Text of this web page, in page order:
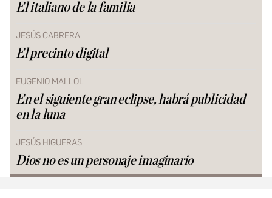
El italiano de la familia
JESÚS CABRERA
El precinto digital
EUGENIO MALLOL
En el siguiente gran eclipse, habrá publicidad
en la luna
JESÚS HIGUERAS
Dios no es un personaje imaginario